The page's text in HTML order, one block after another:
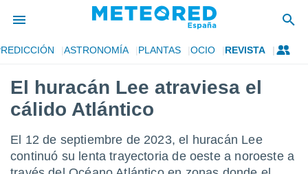
de
por
la
calidad.
ASTRONOMÍA PLANTAS OCIO REVISTA
El huracán Lee atraviesa el
cálido Atlántico
El 12 de septiembre de 2023, el huracán Lee
continuó su lenta trayectoria de oeste a noroeste a